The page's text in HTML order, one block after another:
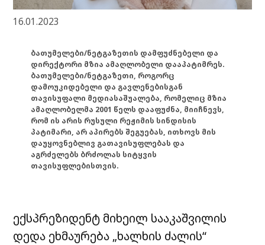
16.01.2023
ბათუმელები/ნეტგაზეთის დამფუძნებელი და
დირექტორი მზია ამაღლობელი დააპატიმრეს.
ბათუმელები/ნეტგაზეთი, როგორც
დამოუკიდებელი და გავლენებისგან
თავისუფალი მედიასაშუალება, რომელიც მზია
ამაღლობელმა 2001 წელს დააფუძნა, მიიჩნევს,
რომ ის არის რუსული რეჟიმის სინდისის
პატიმარი, არ აპირებს შეგუებას, ითხოვს მის
დაუყოვნებლივ გათავისუფლებას და
აგრძელებს ბრძოლას სიტყვის
თავისუფლებისთვის.
ექსპრეზიდენტ მიხეილ სააკაშვილის
დედა ეხმაურება „ხალხის ძალის“